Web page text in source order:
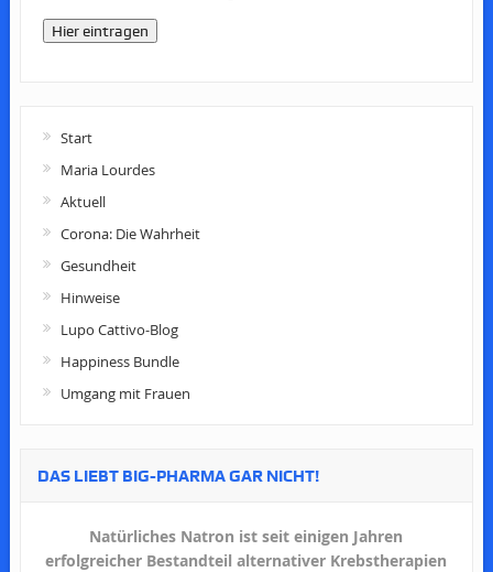
Hier eintragen
Start
Maria Lourdes
Aktuell
Corona: Die Wahrheit
Gesundheit
Hinweise
Lupo Cattivo-Blog
Happiness Bundle
Umgang mit Frauen
DAS LIEBT BIG-PHARMA GAR NICHT!
Natürliches Natron ist seit einigen Jahren
erfolgreicher Bestandteil alternativer Krebstherapien